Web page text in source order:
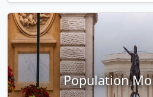
Population